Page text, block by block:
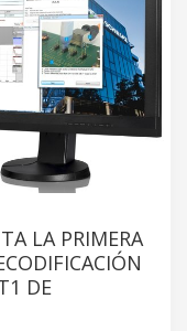
LA PRIMERA
DE